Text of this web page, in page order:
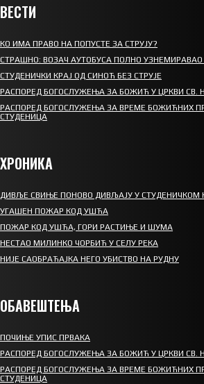
ВЕСТИ
КО ИМА ПРАВО НА ПОПУСТЕ ЗА СТРУЈУ?
СТРАШНО: ВОЗАЧ АУТОБУСА ПОЛНО
СТУДЕНИЧКИ КРАЈ ОД СИНОЋ БЕЗ СТРУЈЕ
РАСПОРЕД БОГОСЛУЖЕЊА ЗА БОЖИЋ У ЦРКВИ СВ.
РАСПОРЕД БОГОСЛУЖЕЊА ЗА ВРЕМЕ БОЖИЋНИХ
СТУДЕНИЦА
ХРОНИКА
ДИВЉЕ СВИЊЕ ПОНОВО ДИВЉАЈУ У СТУДЕНИЧКОМ
УГАШЕН ПОЖАР КОД УШЋА
ПОЖАР КОД УШЋА, ГОРИ РАСТИЊЕ И ШУМА
НЕСТАО МИЛИНКО ЧОРБИЋ У СЕЛУ РЕКА
НИЈЕ САОБРАЋАЈКА НЕГО УБИСТВО НА РУДНУ
ОБАВЕШТЕЊА
ПОЧИЊЕ УПИС ПРВАКА
РАСПОРЕД БОГОСЛУЖЕЊА ЗА БОЖИЋ У ЦРКВИ СВ.
РАСПОРЕД БОГОСЛУЖЕЊА ЗА ВРЕМЕ БОЖИЋНИХ
СТУДЕНИЦА